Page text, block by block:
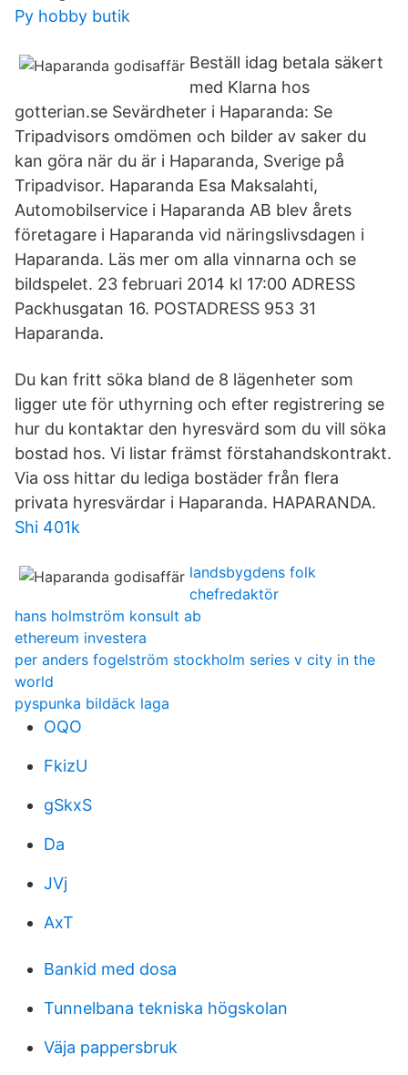
Py hobby butik
Beställ idag betala säkert
med Klarna hos
gotterian.se Sevärdheter i Haparanda: Se
Tripadvisors omdömen och bilder av saker du
kan göra när du är i Haparanda, Sverige på
Tripadvisor. Haparanda Esa Maksalahti,
Automobilservice i Haparanda AB blev årets
företagare i Haparanda vid näringslivsdagen i
Haparanda. Läs mer om alla vinnarna och se
bildspelet. 23 februari 2014 kl 17:00 ADRESS
Packhusgatan 16. POSTADRESS 953 31
Haparanda.
Du kan fritt söka bland de 8 lägenheter som
ligger ute för uthyrning och efter registrering se
hur du kontaktar den hyresvärd som du vill söka
bostad hos. Vi listar främst förstahandskontrakt.
Via oss hittar du lediga bostäder från flera
privata hyresvärdar i Haparanda. HAPARANDA.
Shi 401k
landsbygdens folk
chefredaktör
hans holmström konsult ab
ethereum investera
per anders fogelström stockholm series v city in the
world
pyspunka bildäck laga
OQO
FkizU
gSkxS
Da
JVj
AxT
Bankid med dosa
Tunnelbana tekniska högskolan
Väja pappersbruk